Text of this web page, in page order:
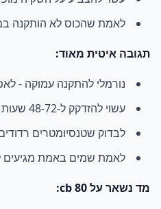
לאמת שהכוס לא הותקנה
תגובה איטית מאוד:
נורמלי להתקנה עמוקה -
עשוי להזדקק ל-48-72 שעות להגיב להשקיה
לבדוק שטנסיומטרים
לאמת שמים באמת מגיעים
מד נשאר על 80 cb: